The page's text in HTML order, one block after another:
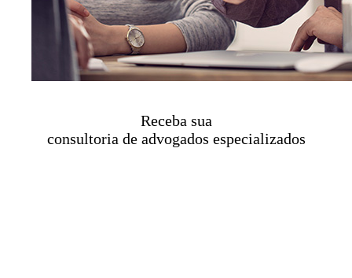
Receba sua
consultoria de advogados especializados